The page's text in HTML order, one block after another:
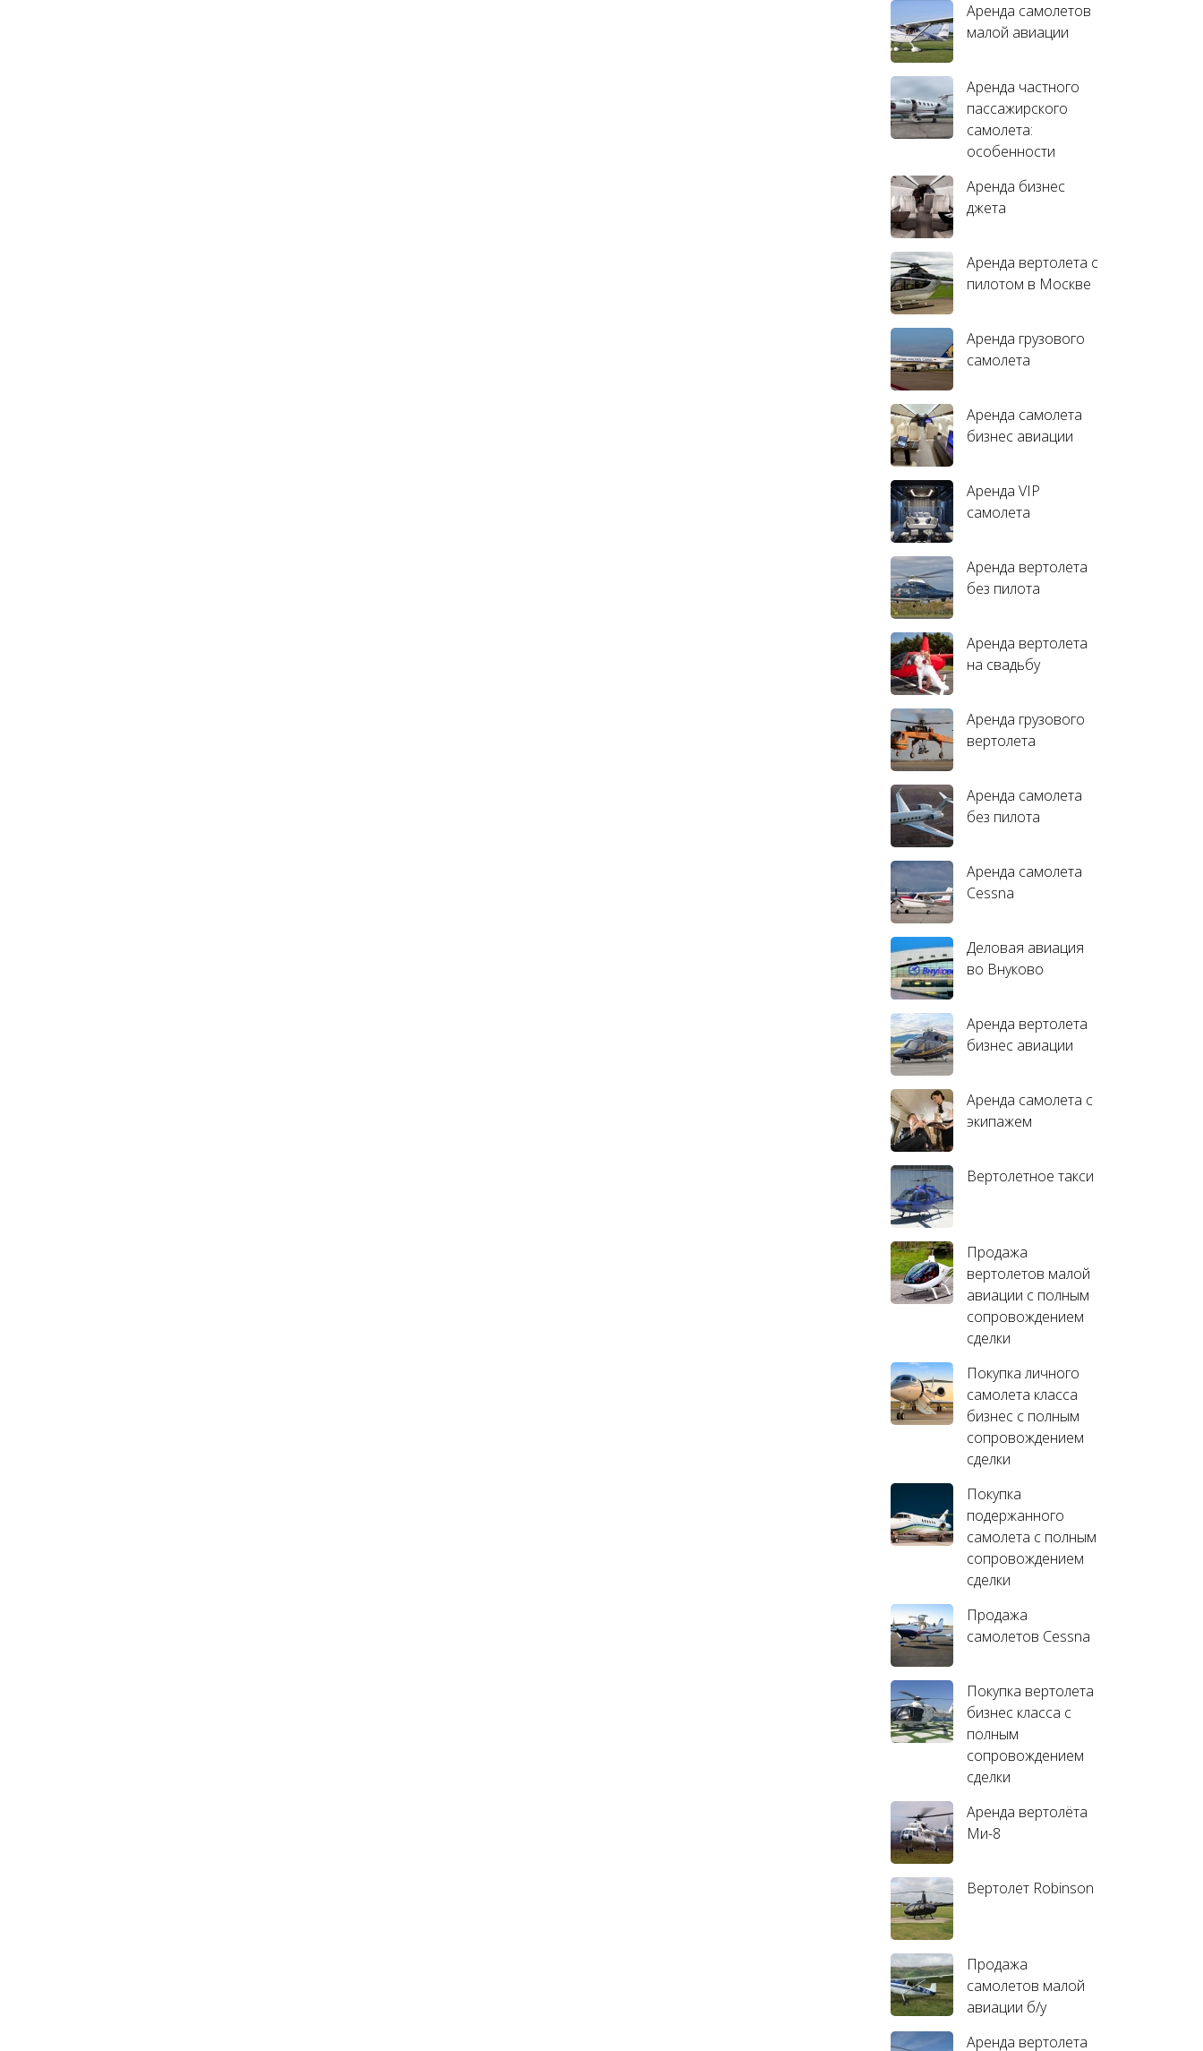
Аренда самолетов
малой авиации
Аренда частного
пассажирского
самолета:
особенности
Аренда бизнес
джета
Аренда вертолета с
пилотом в Москве
Аренда грузового
самолета
Аренда самолета
бизнес авиации
Аренда VIP
самолета
Аренда вертолета
без пилота
Аренда вертолета
на свадьбу
Аренда грузового
вертолета
Аренда самолета
без пилота
Аренда самолета
Cessna
Деловая авиация
во Внуково
Аренда вертолета
бизнес авиации
Аренда самолета с
экипажем
Вертолетное такси
Продажа
вертолетов малой
авиации с полным
сопровождением
сделки
Покупка личного
самолета класса
бизнес с полным
сопровождением
сделки
Покупка
подержанного
самолета с полным
сопровождением
сделки
Продажа
самолетов Cessna
Покупка вертолета
бизнес класса с
полным
сопровождением
сделки
Аренда вертолёта
Ми-8
Вертолет Robinson
Продажа
самолетов малой
авиации б/у
Аренда вертолета